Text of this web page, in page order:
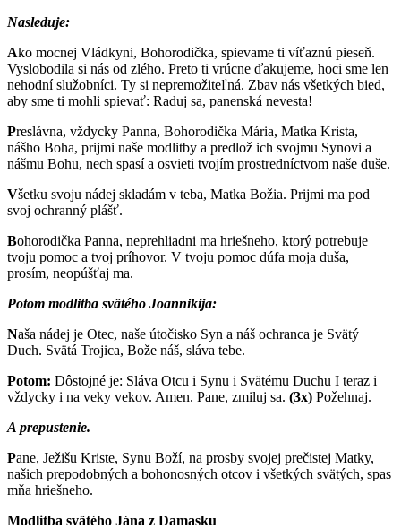
Nasleduje:
Ako mocnej Vládkyni, Bohorodička, spievame ti víťaznú pieseň.
Vyslobodila si nás od zlého. Preto ti vrúcne ďakujeme, hoci sme len
nehodní služobníci. Ty si nepremožiteľná. Zbav nás všetkých bied,
aby sme ti mohli spievať: Raduj sa, panenská nevesta!
Preslávna, vždycky Panna, Bohorodička Mária, Matka Krista,
nášho Boha, prijmi naše modlitby a predlož ich svojmu Synovi a
nášmu Bohu, nech spasí a osvieti tvojím prostredníctvom naše duše.
Všetku svoju nádej skladám v teba, Matka Božia. Prijmi ma pod
svoj ochranný plášť.
Bohorodička Panna, neprehliadni ma hriešneho, ktorý potrebuje
tvoju pomoc a tvoj príhovor. V tvoju pomoc dúfa moja duša,
prosím, neopúšťaj ma.
Potom modlitba svätého Joannikija:
Naša nádej je Otec, naše útočisko Syn a náš ochranca je Svätý
Duch. Svätá Trojica, Bože náš, sláva tebe.
Potom: Dôstojné je: Sláva Otcu i Synu i Svätému Duchu I teraz i
vždycky i na veky vekov. Amen. Pane, zmiluj sa. (3x) Požehnaj.
A prepustenie.
Pane, Ježišu Kriste, Synu Boží, na prosby svojej prečistej Matky,
našich prepodobných a bohonosných otcov i všetkých svätých, spas
mňa hriešneho.
Modlitba svätého Jána z Damasku